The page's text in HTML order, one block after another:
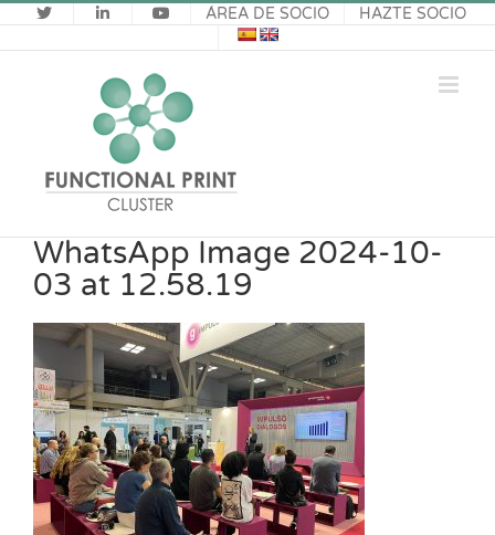
Saltar
al
contenido
ÁREA DE SOCIO HAZTE SOCIO
WhatsApp Image 2024-10-
03 at 12.58.19